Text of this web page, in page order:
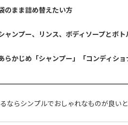
のまま詰め替えたい方
ャンプー、リンス、ボディソープとボ
らかじめ「シャンプー」「コンディシ
ならシンプルでおしゃれなものが良い